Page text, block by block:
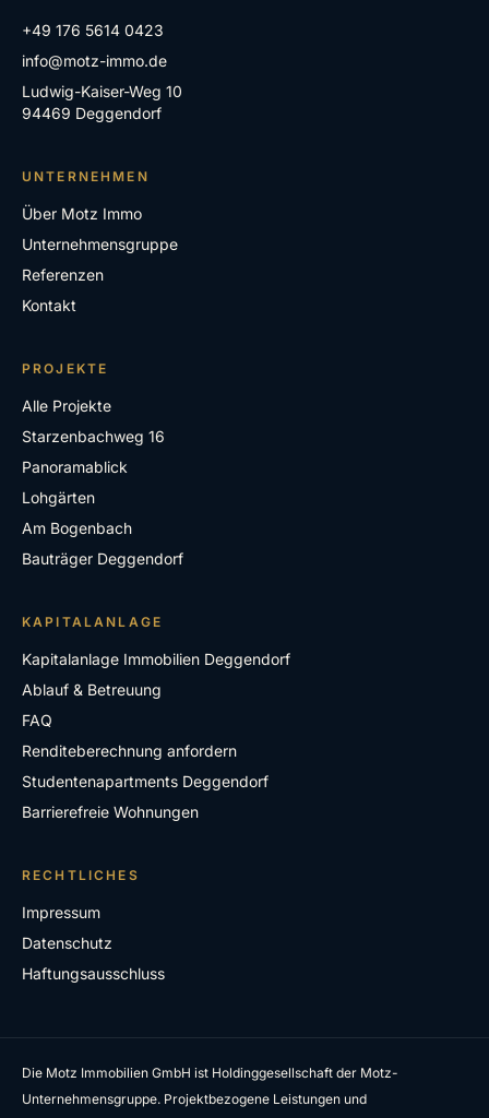
+49 176 5614 0423
info@motz-immo.de
Ludwig-Kaiser-Weg 10
94469 Deggendorf
UNTERNEHMEN
Über Motz Immo
Unternehmensgruppe
Referenzen
Kontakt
PROJEKTE
Alle Projekte
Starzenbachweg 16
Panoramablick
Lohgärten
Am Bogenbach
Bauträger Deggendorf
KAPITALANLAGE
Kapitalanlage Immobilien Deggendorf
Ablauf & Betreuung
FAQ
Renditeberechnung anfordern
Studentenapartments Deggendorf
Barrierefreie Wohnungen
RECHTLICHES
Impressum
Datenschutz
Haftungsausschluss
Die Motz Immobilien GmbH ist Holdinggesellschaft der Motz-
Unternehmensgruppe. Projektbezogene Leistungen und